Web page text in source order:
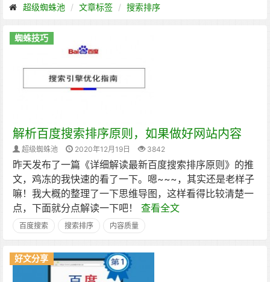
超级蜘蛛池 文章标签 搜索排序
蜘蛛技巧
解析百度搜索排序原则，如果做好网站内容
超级蜘蛛池 2020年12月19日 3842
昨天发布了一篇《详细解读最新百度搜索排序原则》的推
文，鸡冻的我快速的看了一下。嗯~~~，其实还是老样子
嘛！我大概的整理了一下思维导图，这样看得比较清楚一
点，下面就分点解读一下吧！ 查看全文
百度搜索 搜索排序 内容质量
好文分享